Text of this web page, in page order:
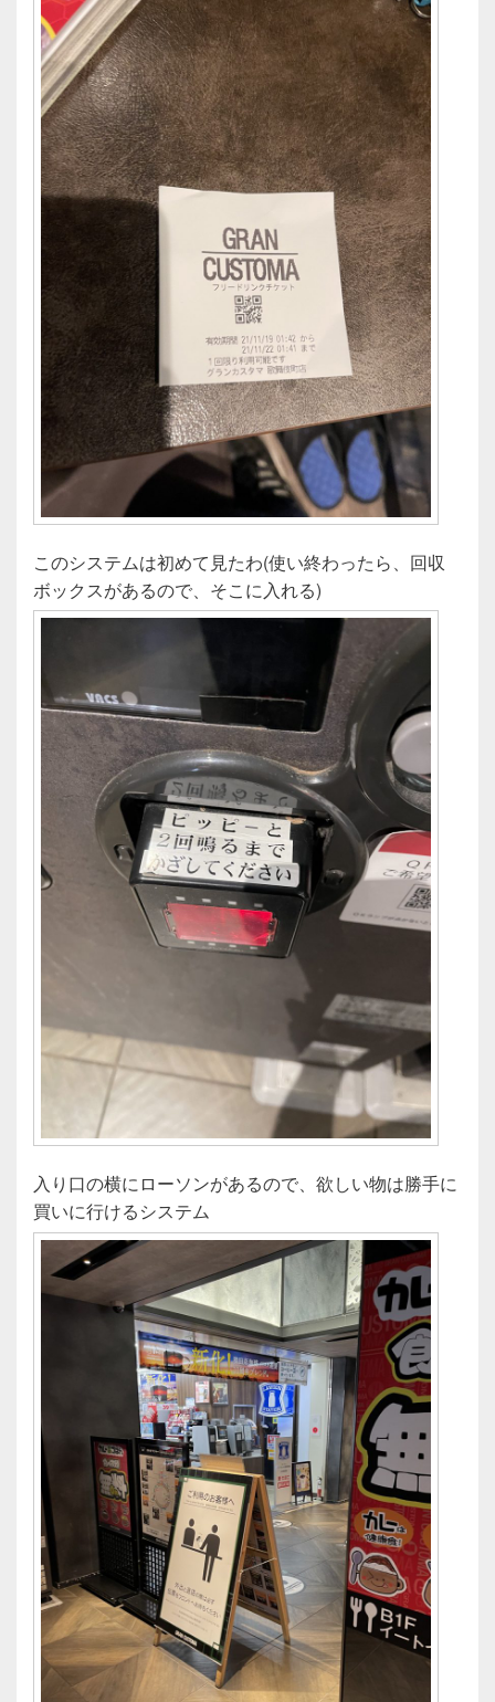
このシステムは初めて見たわ(使い終わったら、回収
ボックスがあるので、そこに入れる)
入り口の横にローソンがあるので、欲しい物は勝手に
買いに行けるシステム